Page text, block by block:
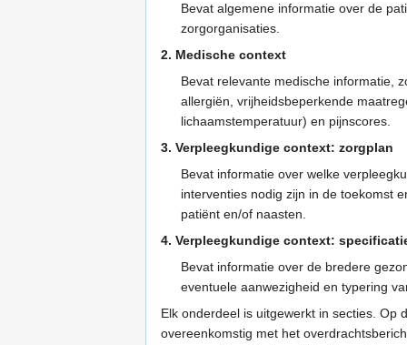
Bevat algemene informatie over de
zorgorganisaties.
2. Medische context
Bevat relevante medische informatie,
allergiën, vrijheidsbeperkende
lichaamstemperatuur) en pijnscores.
3. Verpleegkundige context: zorgplan
Bevat informatie over welke
interventies nodig zijn in de toekomst
patiënt en/of naasten.
4. Verpleegkundige context:
Bevat informatie over de bredere
eventuele aanwezigheid en typering
Elk onderdeel is uitgewerkt in secties. Op
overeenkomstig met het